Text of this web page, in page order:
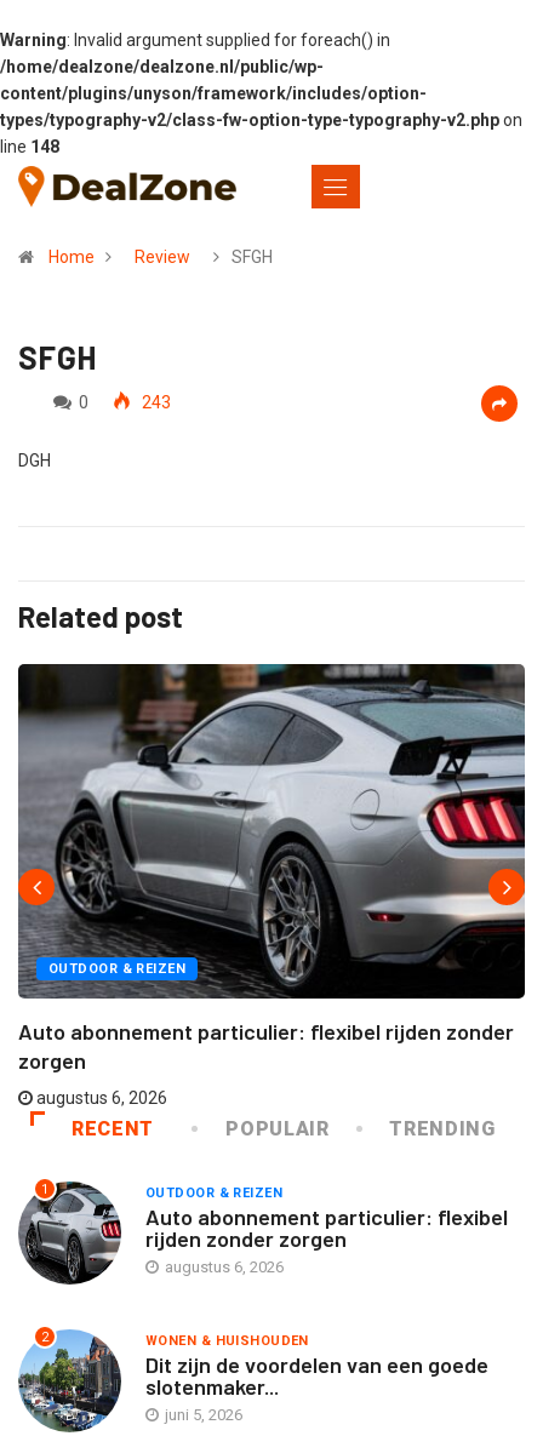
Warning: Invalid argument supplied for foreach() in
/home/dealzone/dealzone.nl/public/wp-
content/plugins/unyson/framework/includes/option-
types/typography-v2/class-fw-option-type-typography-v2.phpon
line 148
Home Review SFGH
SFGH
0 243
DGH
Related post
OUTDOOR & REIZEN
Auto abonnement particulier: flexibel rijden zonder
zorgen
augustus 6, 2026
RECENT POPULAIR TRENDING
1 OUTDOOR & REIZEN
Auto abonnement particulier: flexibel
rijden zonder zorgen
augustus 6, 2026
2 WONEN & HUISHOUDEN
Dit zijn de voordelen van een goede
slotenmaker...
juni 5, 2026